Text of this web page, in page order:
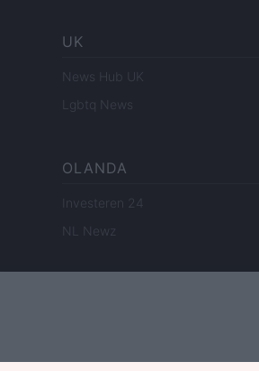
UK
News Hub UK
Lgbtq News
OLANDA
Investeren 24
NL Newz